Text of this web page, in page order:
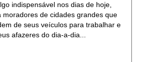
indispensável nos dias de hoje,
moradores de cidades grandes que
de seus veículos para trabalhar e
afazeres do dia-a-dia...